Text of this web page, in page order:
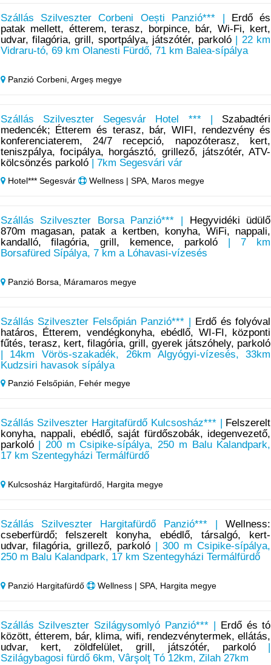
Szállás Szilveszter Corbeni Oești Panzió*** |
Erdő és
patak mellett, étterem, terasz, borpince, bár, Wi-Fi, kert,
udvar, filagória, grill, sportpálya, játszótér, parkoló| 22 km
Vidraru-tó, 69 km Olanesti Fürdő, 71 km Balea-sípálya
Panzió Corbeni, Argeș megye
Szállás Szilveszter Segesvár Hotel *** | Szabadtéri
medencék; Étterem és terasz, bár, WIFI, rendezvény és
konferenciaterem, 24/7 recepció, napozóterasz, kert,
teniszpálya, focipálya, horgásztó, grillező, játszótér, ATV-
kölcsönzés parkoló| 7km Segesvári vár
Hotel*** Segesvár Wellness | SPA, Maros megye
Szállás Szilveszter Borsa Panzió*** |
Hegyvidéki üdülő
870m magasan, patak a kertben, konyha, WiFi, nappali,
kandalló, filagória, grill, kemence, parkoló | 7 km
Borsafüred Sípálya, 7 km a Lóhavasi-vízesés
Panzió Borsa, Máramaros megye
Szállás Szilveszter Felsőpián Panzió*** |
Erdő és folyóval
határos, Étterem, vendégkonyha, ebédlő, WI-FI, központi
fűtés, terasz, kert, filagória, grill, gyerek játszóhely, parkoló
| 14km Vörös-szakadék, 26km Algyógyi-vízesés, 33km
Kudzsiri havasok sípálya
Panzió Felsőpián, Fehér megye
Szállás Szilveszter Hargitafürdő Kulcsosház*** |
Felszerelt
konyha, nappali, ebédlő, saját fürdőszobák, idegenvezető,
parkoló| 200 m Csipike-sípálya, 250 m Balu Kalandpark,
17 km Szentegyházi Termálfürdő
Kulcsosház Hargitafürdő, Hargita megye
Szállás Szilveszter Hargitafürdő Panzió*** |Wellness:
cseberfürdő; felszerelt konyha, ebédlő, társalgó, kert-
udvar, filagória, grillező, parkoló | 300 m Csipike-sípálya,
250 m Balu Kalandpark, 17 km Szentegyházi Termálfürdő
Panzió Hargitafürdő Wellness | SPA, Hargita megye
Szállás Szilveszter Szilágysomlyó Panzió*** |
Erdő és tó
között, étterem, bár, klima, wifi, rendezvénytermek, ellátás,
udvar, kert, zöldfelület, grill, játszótér, parkoló|
Szilágybagosi fürdő 6km, Vârşolţ Tó 12km, Zilah 27km